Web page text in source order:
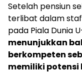
Setelah pensiun
terlibat dalam
pada Piala Dunia
menunjukkan
berkompeten
memiliki potensi